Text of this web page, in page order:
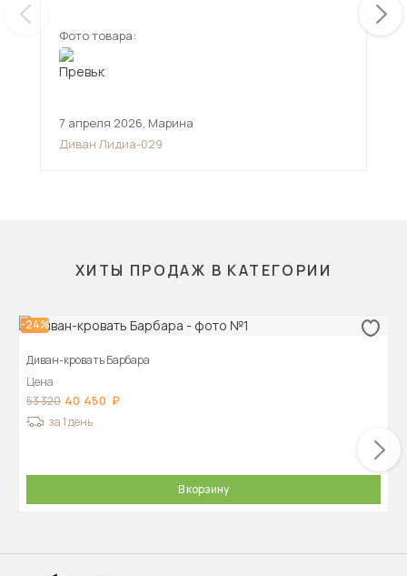
Фото товара:
7 апреля 2026, Марина
Диван Лидиа-029
ХИТЫ ПРОДАЖ В КАТЕГОРИИ
-24%
Диван-кровать Барбара
Цена
53 320 40 450
за 1 день
В корзину